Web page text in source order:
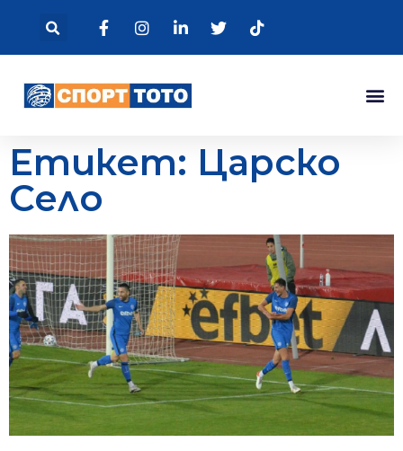
Етикет: Царско
Село